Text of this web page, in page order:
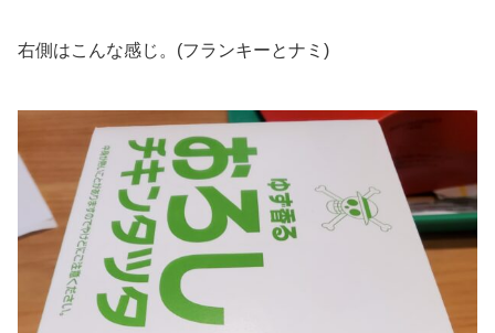
右側はこんな感じ。(フランキーとナミ)